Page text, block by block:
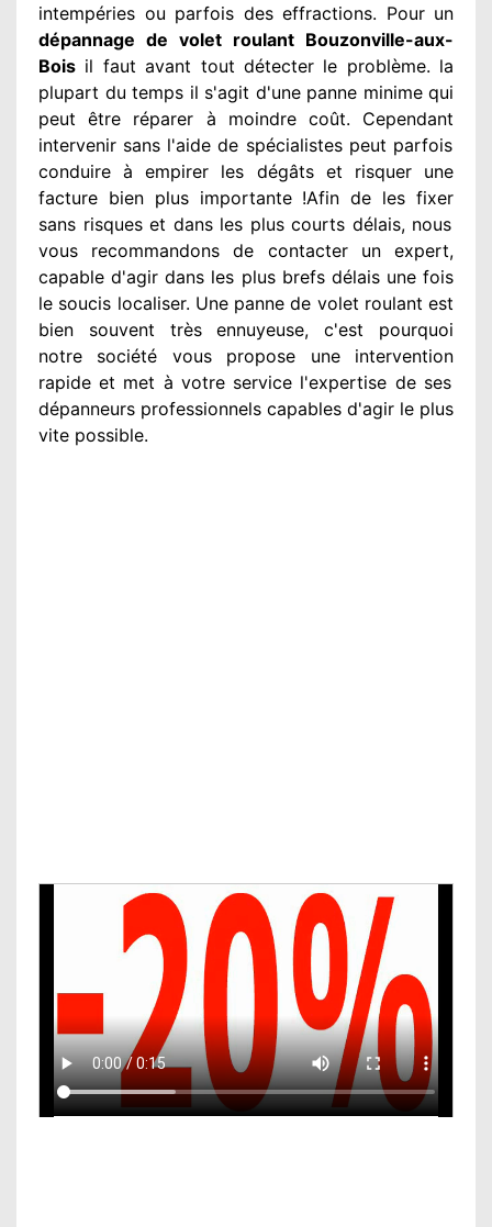
intempéries ou parfois des effractions. Pour un
dépannage de volet roulant Bouzonville-aux-
Bois il faut avant tout détecterle problème. la
plupart du temps il s'agit d'une panne minime qui
peut être réparer à moindrecoût. Cependant
intervenir sans l'aide de spécialistespeut parfois
conduire à empirer les dégâtset risquer une
facture bien plus importante!Afin de les fixer
sans risques et dans les plus courts délais, nous
vous recommandons de contacterun expert,
capable d'agir dans les plus brefs délais une fois
le soucis localiser. Une panne de volet roulant est
bien souvent très ennuyeuse, c'est pourquoi
notre société vous propose une intervention
rapide et met à votre service l'expertise de ses
dépanneurs professionnels capables d'agir le plus
vite possible.